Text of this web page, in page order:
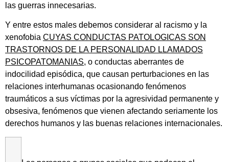
las guerras innecesarias.
Y entre estos males debemos considerar al racismo y la
xenofobia CUYAS CONDUCTAS PATOLOGICAS SON
TRASTORNOS DE LA PERSONALIDAD LLAMADOS
PSICOPATOMANIAS, o conductas aberrantes de
indocilidad episódica, que causan perturbaciones en las
relaciones interhumanas ocasionando fenómenos
traumáticos a sus víctimas por la agresividad permanente y
obsesiva, fenómenos que vienen afectando seriamente los
derechos humanos y las buenas relaciones internacionales.